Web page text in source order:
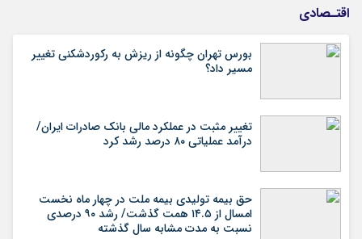
اقتـصادی
بورس تهران چگونه از ریزش به رکوردشکنی تغییر
مسیر داد؟
تغییر مثبت در عملکرد مالی بانک صادرات ایران/
درآمد عملیاتی ۸۰ درصد رشد کرد
حق بیمه تولیدی بیمه ملت در چهار ماه نخست
امسال از ۱۴.۵ همت گذشت/ رشد ۹۰ درصدی
نسبت به مدت مشابه سال گذشته